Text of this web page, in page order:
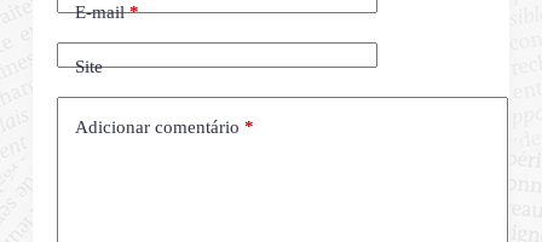
E-mail*
Site
Adicionar comentário *